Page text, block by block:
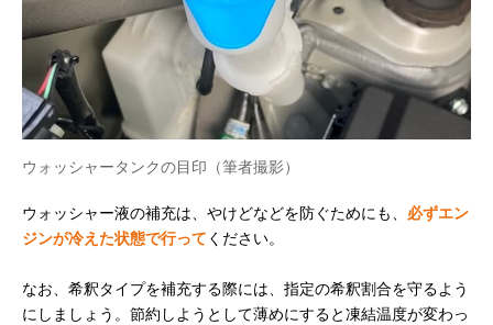
ウォッシャータンクの目印（筆者撮影）
ウォッシャー液の補充は、やけどなどを防ぐためにも、 必ずエン
ジンが冷えた状態で行って ください。
なお、希釈タイプを補充する際には、指定の希釈割合を守るよう
にしましょう。節約しようとして薄めにすると凍結温度が変わっ